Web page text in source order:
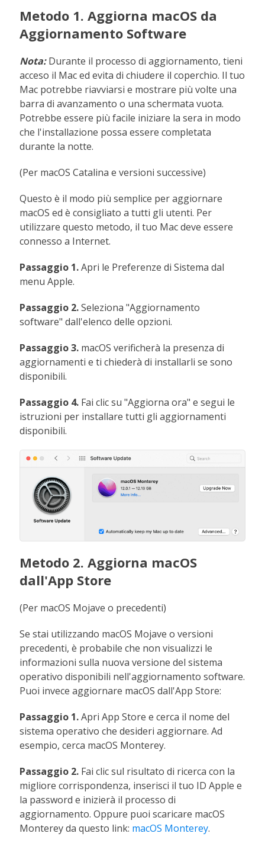
Metodo 1. Aggiorna macOS da
Aggiornamento Software
Nota:Durante il processo di aggiornamento, tieni
acceso il Mac ed evita di chiudere il coperchio. Il tuo
Mac potrebbe riavviarsi e mostrare più volte una
barra di avanzamento o una schermata vuota.
Potrebbe essere più facile iniziare la sera in modo
che l'installazione possa essere completata
durante la notte.
(Per macOS Catalina e versioni successive)
Questo è il modo più semplice per aggiornare
macOS ed è consigliato a tutti gli utenti. Per
utilizzare questo metodo, il tuo Mac deve essere
connesso a Internet.
Passaggio 1.Apri le Preferenze di Sistema dal
menu Apple.
Passaggio 2.Seleziona "Aggiornamento
software" dall'elenco delle opzioni.
Passaggio 3. macOS verificherà la presenza di
aggiornamenti e ti chiederà di installarli se sono
disponibili.
Passaggio 4. Fai clic su "Aggiorna ora" e segui le
istruzioni per installare tutti gli aggiornamenti
disponibili.
Metodo 2. Aggiorna macOS
dall'App Store
(Per macOS Mojave o precedenti)
Se stai utilizzando macOS Mojave o versioni
precedenti, è probabile che non visualizzi le
informazioni sulla nuova versione del sistema
operativo disponibili nell'aggiornamento software.
Puoi invece aggiornare macOS dall'App Store:
Passaggio 1.Apri App Store e cerca il nome del
sistema operativo che desideri aggiornare. Ad
esempio, cerca macOS Monterey.
Passaggio 2. Fai clic sul risultato di ricerca con la
migliore corrispondenza, inserisci il tuo ID Apple e
la password e inizierà il processo di
aggiornamento. Oppure puoi scaricare macOS
Monterey da questo link: macOS Monterey.